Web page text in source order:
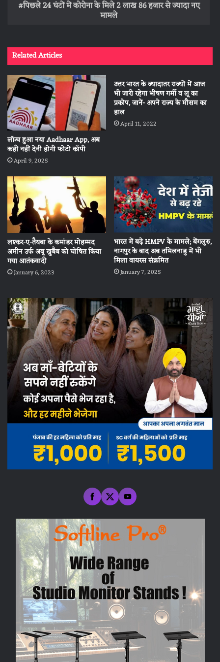
पिछले 24 घंटों में कोरोना के मिले 2 लाख 86 हजार से ज्यादा नए
मामले
Related Articles
लॉन्च हुआ नया Aadhaar App, अब
कहीं नहीं देनी होगी फोटो कॉपी
April 9, 2025
उत्तर भारत के ज्यादातर राज्यों में आज
भी जारी रहेगा भीषण गर्मी व लू का
प्रकोप, जानें- अपने राज्य के मौसम का
हाल
April 11, 2022
लश्कर-ए-तैयबा के कमांडर मोहम्मद
अमीन उर्फ ​​अबू खुबैब को घोषित किया
गया आतंकवादी
January 6, 2023
भारत में बढ़े HMPV के मामले; बेंगलुरु,
नागपुर के बाद अब तमिलनाडु में भी
मिला वायरस संक्रमित
January 7, 2025